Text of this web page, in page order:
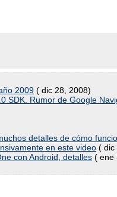
2009 ( dic 28, 2008)
SDK. Rumor de Google
detalles de cómo
en este video ( dic
con Android, detalles ( ene